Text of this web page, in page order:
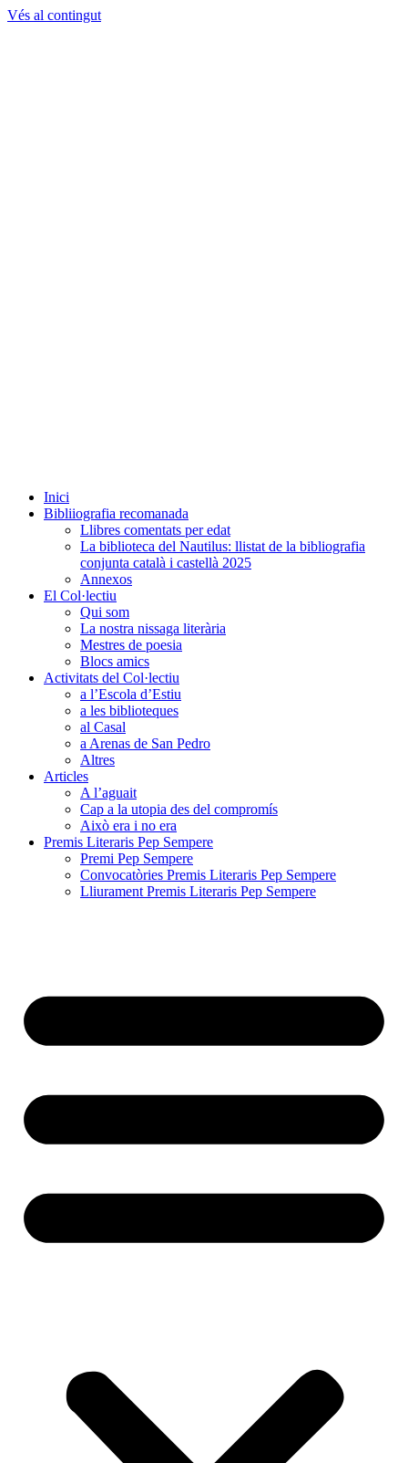
Vés al contingut
Inici
Bibliiografia recomanada
Llibres comentats per edat
La biblioteca del Nautilus: llistat de la bibliografia
conjunta català i castellà 2025
Annexos
El Col·lectiu
Qui som
La nostra nissaga literària
Mestres de poesia
Blocs amics
Activitats del Col·lectiu
a l’Escola d’Estiu
a les biblioteques
al Casal
a Arenas de San Pedro
Altres
Articles
A l’aguait
Cap a la utopia des del compromís
Això era i no era
Premis Literaris Pep Sempere
Premi Pep Sempere
Convocatòries Premis Literaris Pep Sempere
Lliurament Premis Literaris Pep Sempere